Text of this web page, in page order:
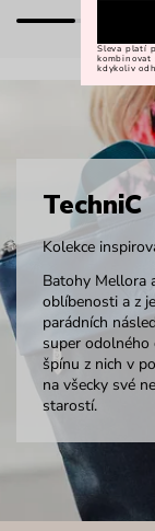
TechniC
Kolekce
Batohy Mellora
oblíbenosti a z
parádních
super odolného
špínu z nich v
na všecky své
starostí.
Sleva platí
kombinovat
kdykoliv